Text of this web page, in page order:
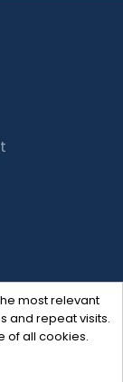
most relevant
and repeat visits.
of all cookies.